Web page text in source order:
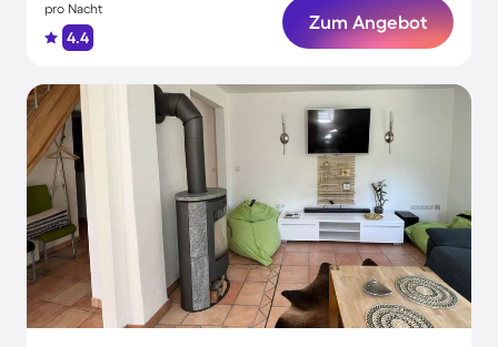
pro Nacht
4.4
Zum Angebot